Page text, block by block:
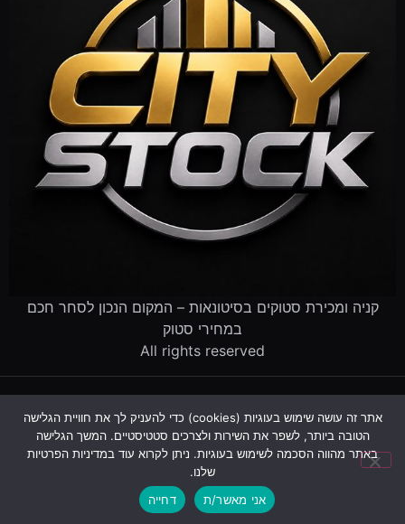
קניה ומכירת סטוקים בסיטונאות – המקום הנכון לסחר חכם
במחירי סטוק
All rights reserved
פינוי עסק שנסגרמדריך סטוקים שאלות ותשובות אודות
צור קשר
עקבו אחרינו:
אתר זה עושה שימוש בעוגיות (cookies) כדי להעניק לך את חוויית הגלישה
הטובה ביותר, לשפר את השירות ולצרכים סטטיסטיים. המשך הגלישה
באתר מהווה הסכמה לשימוש בעוגיות. ניתן לקרוא עוד במדיניות הפרטיות
שלנו.
אני מאשר/ת
דחייה